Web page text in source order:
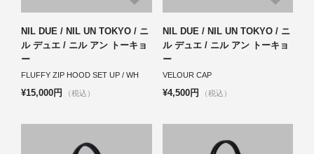
NIL DUE / NIL UN TOKYO / ニ
ル デュエ / ニル アン トーキョ
ー
FLUFFY ZIP HOOD SET UP / WH
¥15,000円 （税込）
NIL DUE / NIL UN TOKYO / ニ
ル デュエ / ニル アン トーキョ
ー
VELOUR CAP
¥4,500円 （税込）